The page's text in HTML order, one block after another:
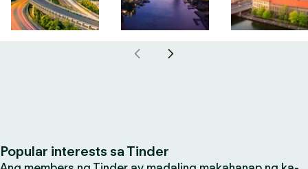
Popular interests sa Tinder